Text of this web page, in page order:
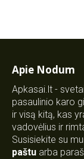
Apie Nodum
Apkasai.lt -
pasaulinio karo
ir visą kitą, kas
vadovėlius ir
Susisiekite su
paštu arba